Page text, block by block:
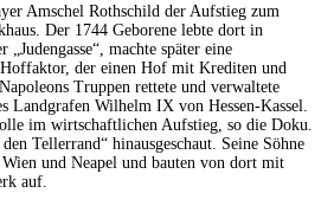
Amschel Rothschild der Aufstieg zum
Der 1744 Geborene lebte dort in
„Judengasse“, machte später eine
der einen Hof mit Krediten und
Truppen rettete und verwaltete
Landgrafen Wilhelm IX von Hessen-Kassel.
im wirtschaftlichen Aufstieg, so die Doku.
Tellerrand“ hinausgeschaut. Seine Söhne
und Neapel und bauten von dort mit
auf.